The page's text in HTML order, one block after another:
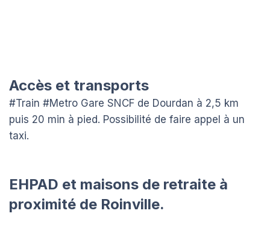
Accès et transports
#Train #Metro Gare SNCF de Dourdan à 2,5 km
puis 20 min à pied. Possibilité de faire appel à un
taxi.
EHPAD et maisons de retraite à
proximité de Roinville.